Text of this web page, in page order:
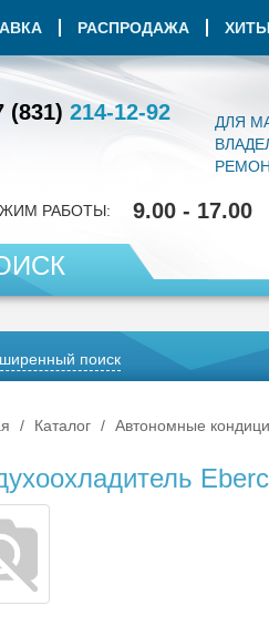
РАСПРОДАЖА
(831) 214-12-92
ДЛЯ
РАБОТЫ:
9.00 - 17.00
поиск
Каталог Автономные